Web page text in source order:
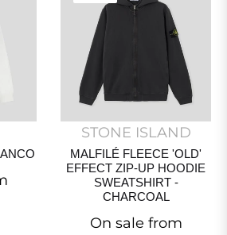
STONE ISLAND
MALFILÉ FLEECE 'OLD'
EFFECT ZIP-UP HOODIE
SWEATSHIRT -
CHARCOAL
On sale from